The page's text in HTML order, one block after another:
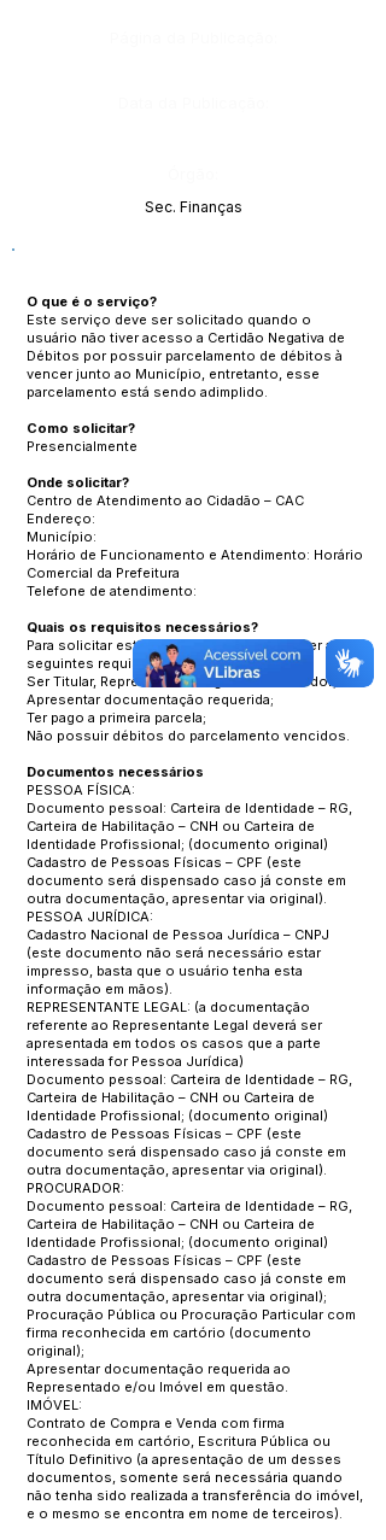
Sec. Finanças
O que é o serviço?
Este serviço deve ser solicitado quando o
usuário não tiver acesso a Certidão Negativa de
Débitos por possuir parcelamento de débitos à
vencer junto ao Município, entretanto, esse
parcelamento está sendo adimplido.
Como solicitar?
Presencialmente
Onde solicitar?
Centro de Atendimento ao Cidadão – CAC
Endereço:
Município:
Horário de Funcionamento e Atendimento: Horário
Comercial da Prefeitura
Telefone de atendimento:
Quais os requisitos necessários?
Para solicitar este serviço é preciso atender aos
seguintes requisitos:
Ser Titular, Representante legal ou Procurador;
Apresentar documentação requerida;
Ter pago a primeira parcela;
Não possuir débitos do parcelamento vencidos.
Documentos necessários
PESSOA FÍSICA:
Documento pessoal: Carteira de Identidade – RG,
Carteira de Habilitação – CNH ou Carteira de
Identidade Profissional; (documento original)
Cadastro de Pessoas Físicas – CPF (este
documento será dispensado caso já conste em
outra documentação, apresentar via original).
PESSOA JURÍDICA:
Cadastro Nacional de Pessoa Jurídica – CNPJ
(este documento não será necessário estar
impresso, basta que o usuário tenha esta
informação em mãos).
REPRESENTANTE LEGAL: (a documentação
referente ao Representante Legal deverá ser
apresentada em todos os casos que a parte
interessada for Pessoa Jurídica)
Documento pessoal: Carteira de Identidade – RG,
Carteira de Habilitação – CNH ou Carteira de
Identidade Profissional; (documento original)
Cadastro de Pessoas Físicas – CPF (este
documento será dispensado caso já conste em
outra documentação, apresentar via original).
PROCURADOR:
Documento pessoal: Carteira de Identidade – RG,
Carteira de Habilitação – CNH ou Carteira de
Identidade Profissional; (documento original)
Cadastro de Pessoas Físicas – CPF (este
documento será dispensado caso já conste em
outra documentação, apresentar via original);
Procuração Pública ou Procuração Particular com
firma reconhecida em cartório (documento
original);
Apresentar documentação requerida ao
Representado e/ou Imóvel em questão.
IMÓVEL:
Contrato de Compra e Venda com firma
reconhecida em cartório, Escritura Pública ou
Título Definitivo (a apresentação de um desses
documentos, somente será necessária quando
não tenha sido realizada a transferência do imóvel,
e o mesmo se encontra em nome de terceiros).